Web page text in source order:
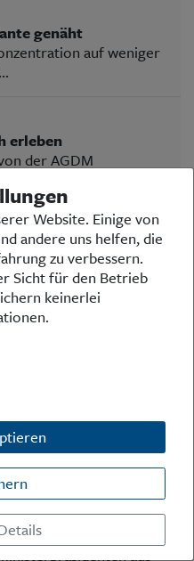
genäht
auf weniger
erleben
der AGDM
mit einer
Woche
diskutiert.
Abschaffung, was in
der Bundesregierung
wurde. Linke und Grüne
Und nun
aus
Website. Einige von
andere uns helfen, die
zu verbessern.
Sicht für den Betrieb
keinerlei